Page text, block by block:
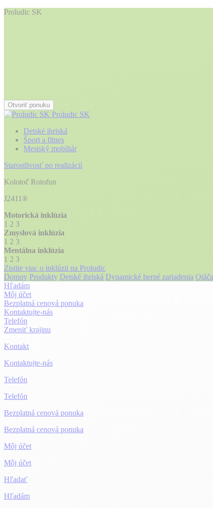
Proludic SK
Otvoriť ponuku
Proludic SK
Detské ihriská
Šport a fitnes
Mestský mobiliár
Starostlivosť po realizácií
Kolotoč Rotofun
J2411®
Motorická inklúzia
1 2 3
Zmyslová inklúzia
1 2 3
Mentálna inklúzia
1 2 3
Zistite viac o inklúzii na Proludic
Domov Produkty Detské ihriská Dynamické herné zariadenia
Hľadám
Môj účet
Bezplatná cenová ponuka
Kontaktujte-nás
Telefón
Zmeniť krajinu
Kontakt
Kontaktujte-nás
Telefón
Telefón
Bezplatná cenová ponuka
Bezplatná cenová ponuka
Môj účet
Môj účet
Hľadať
Hľadám